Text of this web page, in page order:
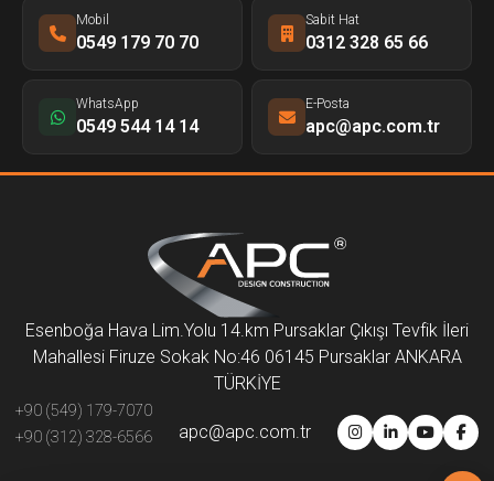
Mobil
0549 179 70 70
Sabit Hat
0312 328 65 66
WhatsApp
0549 544 14 14
E-Posta
apc@apc.com.tr
Esenboğa Hava Lim.Yolu 14.km Pursaklar Çıkışı Tevfik İleri
Mahallesi Firuze Sokak No:46 06145 Pursaklar ANKARA
TÜRKİYE
+90 (549) 179-7070
+90 (312) 328-6566
apc@apc.com.tr